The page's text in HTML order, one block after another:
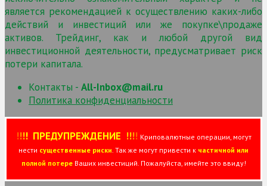
является рекомендацией к осуществлению каких-либо
действий и инвестиций или же покупке\продаже
активов. Трейдинг, как и любой другой вид
инвестиционной деятельности, предусматривает риск
потери капитала.
Контакты - All-Inbox@mail.ru
Политика конфиденциальности
!!!!ПРЕДУПРЕЖДЕНИЕ !!!! Криповалютные операции, могут
нести существенные риски . Так же могут привести к частичной или
полной потереВаших инвестиций. Пожалуйста, имейте это ввиду!